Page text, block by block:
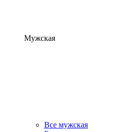
Мужская
Все мужская